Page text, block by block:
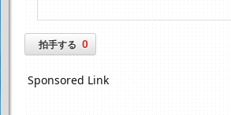
拍手する 0
Sponsored Link